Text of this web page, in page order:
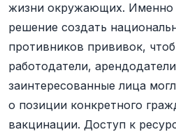
жизни окружающих. Именно
решение создать
противников прививок,
работодатели,
заинтересованные лица
о позиции конкретного
вакцинации. Доступ к